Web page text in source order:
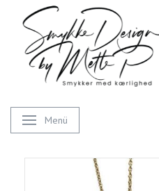
Anzeige ändern
Menü